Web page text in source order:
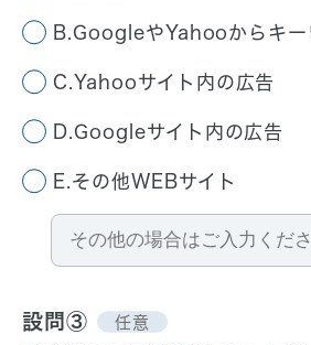
B.GoogleやYahooからキー
C.Yahooサイト内の広告
D.Googleサイト内の広告
E.その他WEBサイト
設問③ 任意